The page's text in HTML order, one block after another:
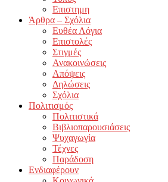
Επιστημη
Άρθρα – Σχόλια
Ευθέα Λόγια
Επιστολές
Στιγμές
Ανακοινώσεις
Απόψεις
Δηλώσεις
Σχόλια
Πολιτισμός
Πολιτιστικά
Βιβλιοπαρουσιάσεις
Ψυχαγωγία
Τέχνες
Παράδοση
Ενδιαφέρουν